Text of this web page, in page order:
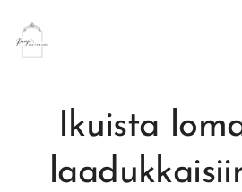
Ikuista